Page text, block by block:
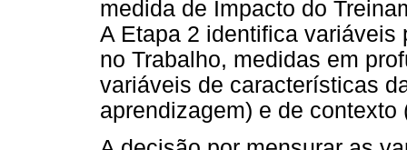
medida de Impacto do
A Etapa 2 identifica variáveis
no Trabalho, medidas em
variáveis de características
aprendizagem) e de